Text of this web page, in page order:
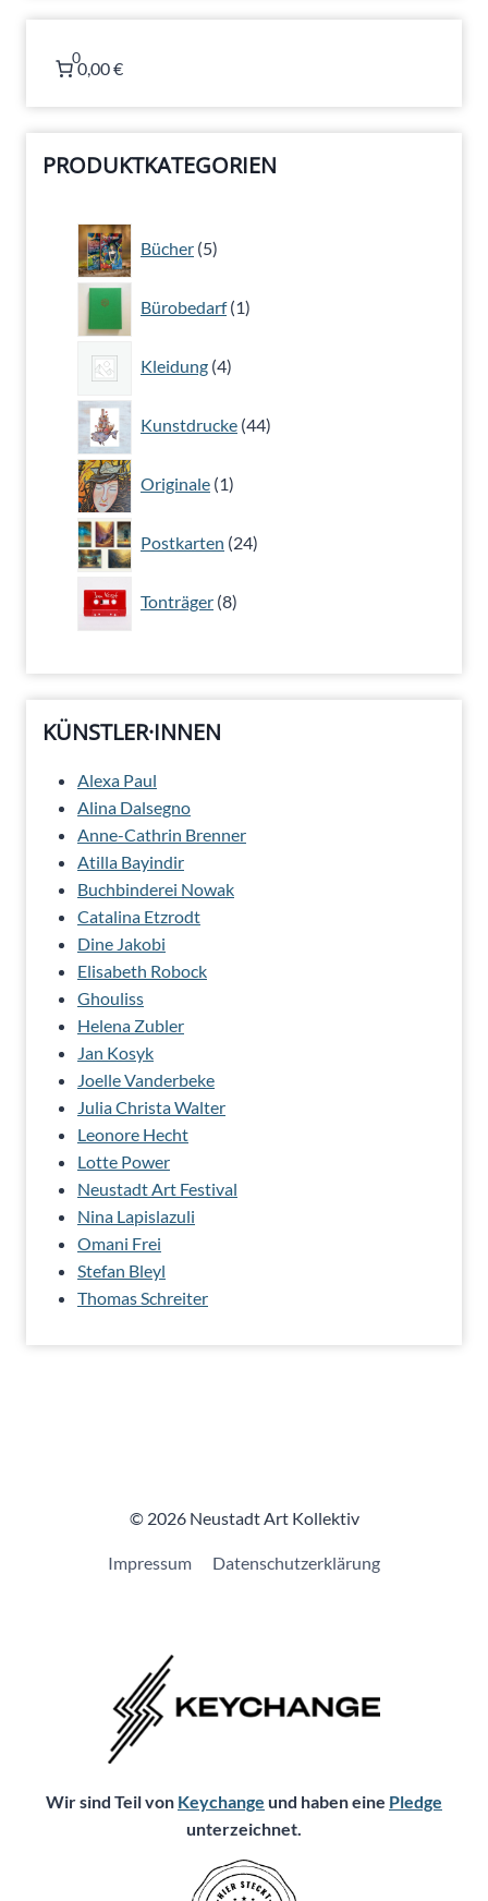
0
0,00 €
PRODUKTKATEGORIEN
Bücher 5
Produkte
Bürobedarf 1
Produkt
Kleidung 4
Produkte
Kunstdrucke 44
Produkte
Originale 1
Produkt
Postkarten 24
Produkte
Tonträger 8
Produkte
KÜNSTLER·INNEN
Alexa Paul
Alina Dalsegno
Anne-Cathrin Brenner
Atilla Bayindir
Buchbinderei Nowak
Catalina Etzrodt
Dine Jakobi
Elisabeth Robock
Ghouliss
Helena Zubler
Jan Kosyk
Joelle Vanderbeke
Julia Christa Walter
Leonore Hecht
Lotte Power
Neustadt Art Festival
Nina Lapislazuli
Omani Frei
Stefan Bleyl
Thomas Schreiter
© 2026 Neustadt Art Kollektiv
Impressum Datenschutzerklärung
Wir sind Teil von Keychange und haben eine Pledge
unterzeichnet.